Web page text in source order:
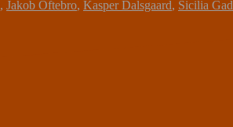
, Jakob Oftebro, Kasper Dalsgaard, Sicilia